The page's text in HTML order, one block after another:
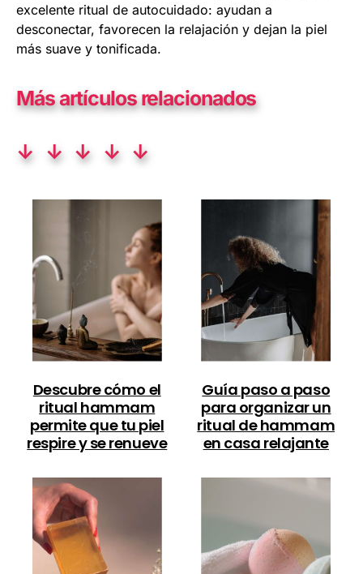
excelente ritual de autocuidado: ayudan a
desconectar, favorecen la relajación y dejan la piel
más suave y tonificada.
Más artículos relacionados
↓ ↓ ↓ ↓ ↓
Descubre cómo el
ritual hammam
permite que tu piel
respire y se renueve
Guía paso a paso
para organizar un
ritual de hammam
en casa relajante